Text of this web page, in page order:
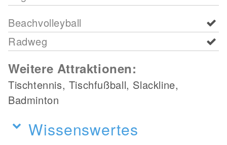
Beachvolleyball
Radweg
Weitere Attraktionen:
Tischtennis, Tischfußball, Slackline,
Badminton
Wissenswertes